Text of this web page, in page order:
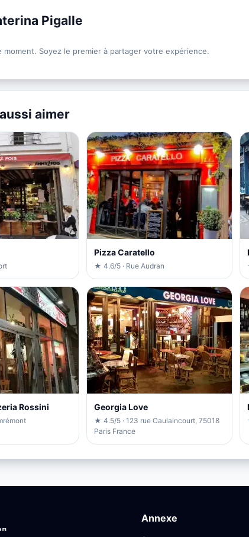
Pigalle
moment. Soyez le premier à partager votre expérience.
aimer
Pizza Caratello
★ 4.6/5 · Rue Audran
Rossini Georgia Love
★ 4.5/5 · 123 rue Caulaincourt, 75018
Paris France
Annexe